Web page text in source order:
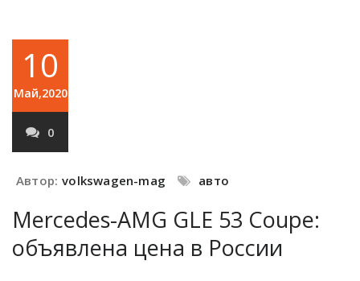
10
Май,2020
0
Автор: volkswagen-mag авто
Mercedes-AMG GLE 53 Coupe:
объявлена цена в России